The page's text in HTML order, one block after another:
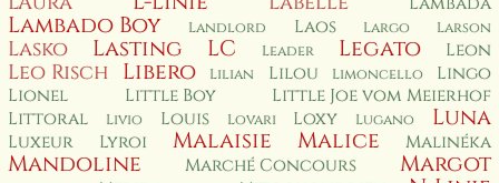
Lambado Boy Landlord Laos Largo Larson
Lasko Lasting LC Leader Legato Leon
Leo Risch Libero Lilian Lilou Limoncello
Lingo
Lionel
Little Boy
Little Joe vom Meierhof
Littoral
Livio Louis Lovari Loxy Lugano Luna
Luxeur Lyroi Malaisie Malice Malinéka
Mandoline Marché Concours Margot